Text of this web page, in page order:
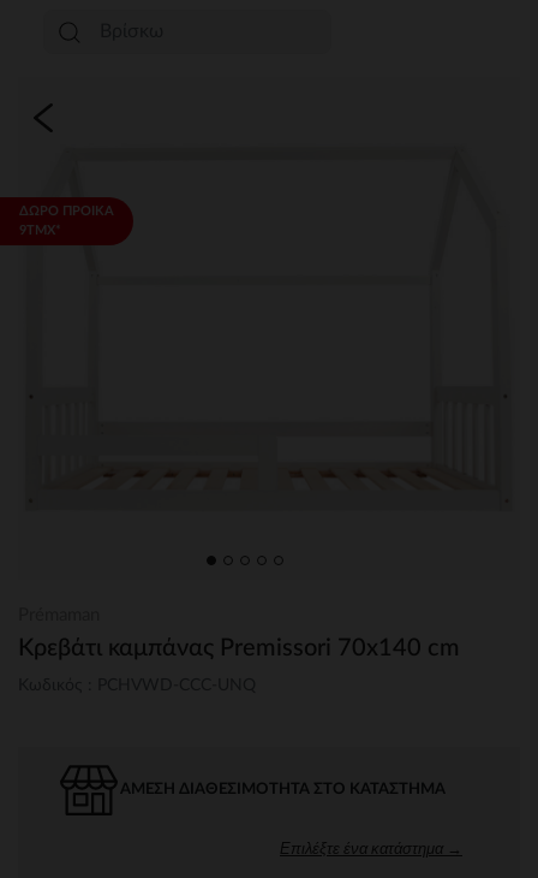
ΔΩΡΟ ΠΡΟΙΚΑ
9ΤΜΧ*
Κρεβάτι καμπάνας Premissori 70x140 cm
ΆΜΕΣΗ ΔΙΑΘΕΣΙΜΌΤΗΤΑ ΣΤΟ ΚΑΤΆΣΤΗΜΑ
Επιλέξτε ένα κατάστημα →